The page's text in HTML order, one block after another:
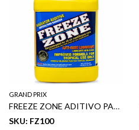
GRAND PRIX
FREEZE ZONE ADITIVO PARA RADIADOR 1 GL
SKU: FZ100